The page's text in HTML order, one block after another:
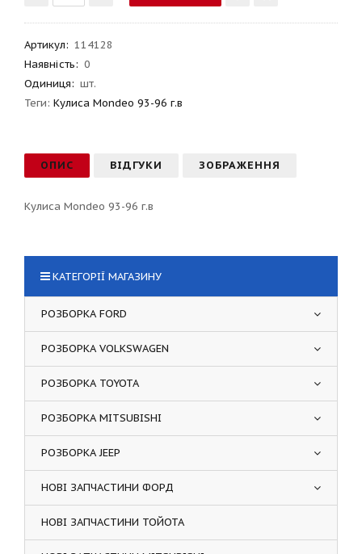
Артикул: 114128
Наявність: 0
Одиниця: шт.
Теги: Кулиса Mondeo 93-96 г.в
ОПИС ВІДГУКИ ЗОБРАЖЕННЯ
Кулиса Mondeo 93-96 г.в
КАТЕГОРІЇ МАГАЗИНУ
РОЗБОРКА FORD
РОЗБОРКА VOLKSWAGEN
РОЗБОРКА TOYOTA
РОЗБОРКА MITSUBISHI
РОЗБОРКА JEEP
НОВІ ЗАПЧАСТИНИ ФОРД
НОВІ ЗАПЧАСТИНИ ТОЙОТА